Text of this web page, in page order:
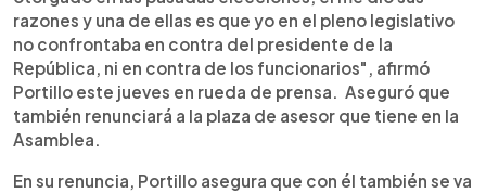
razones y una de ellas es que yo en el pleno legislativo
no confrontaba en contra del presidente de la
República, ni en contra de los funcionarios", afirmó
Portillo este jueves en rueda de prensa. Aseguró que
también renunciará a la plaza de asesor que tiene en la
Asamblea.
En su renuncia, Portillo asegura que con él también se va